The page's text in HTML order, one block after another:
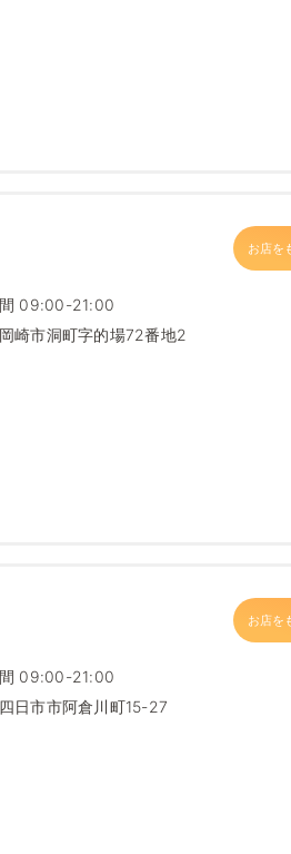
お店を
09:00-21:00
崎市洞町字的場72番地2
お店を
09:00-21:00
日市市阿倉川町15-27